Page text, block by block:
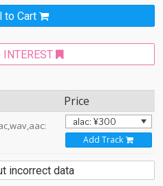
to Cart
Price
Add Track
incorrect data